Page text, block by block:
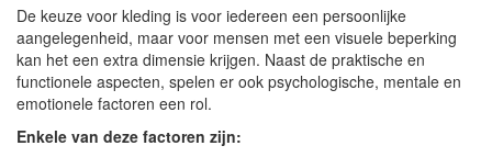
De keuze voor kleding is voor iedereen een persoonlijke
aangelegenheid, maar voor mensen met een visuele beperking
kan het een extra dimensie krijgen. Naast de praktische en
functionele aspecten, spelen er ook psychologische, mentale en
emotionele factoren een rol.
Enkele van deze factoren zijn: